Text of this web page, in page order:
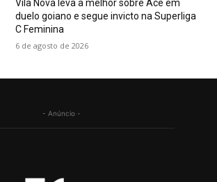
Vila Nova leva a melhor sobre Ace em
duelo goiano e segue invicto na Superliga
C Feminina
6 de agosto de 2026
- Anúncio -